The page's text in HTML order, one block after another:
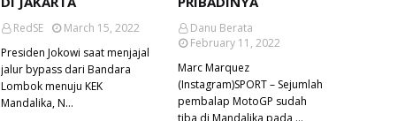
RedSE
March 15, 2022
Presiden Jokowi saat menjajal
jalur bypass dari Bandara
Lombok menuju KEK
Mandalika, N…
Danu Berata
February 11, 2022
Marc Marquez
(Instagram)SPORT – Sejumlah
pembalap MotoGP sudah